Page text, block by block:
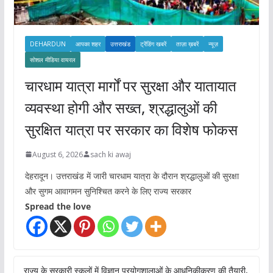
DEHARDUN आपका शहर उत्तराखंड ट्रेंडिंग खबरें ताज़ा ख़बरें
न्यूज़
सोशल मीडिया वायरल
चारधाम यात्रा मार्गों पर सुरक्षा और यातायात
व्यवस्था होगी और सख्त, श्रद्धालुओं की
सुरक्षित यात्रा पर सरकार का विशेष फोकस
August 6, 2026 sach ki awaj
देहरादून। उत्तराखंड में जारी चारधाम यात्रा के दौरान श्रद्धालुओं की सुरक्षा
और सुगम आवागमन सुनिश्चित करने के लिए राज्य सरकार
Spread the love
राज्य के सरकारी स्कूलों में विज्ञान प्रयोगशालाओं के आधुनिकीकरण की तैयारी,